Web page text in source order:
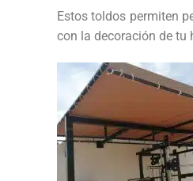
Estos toldos permiten
con la decoración de tu